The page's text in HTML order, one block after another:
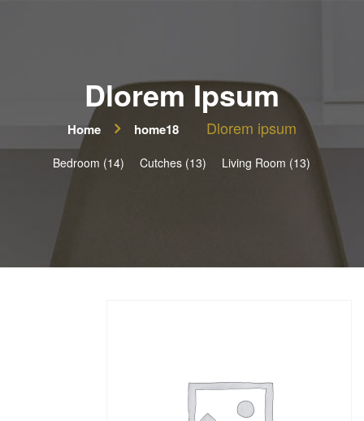
Dlorem Ipsum
Home home18 Dlorem ipsum
Bedroom (14) Cutches (13) Living Room (13)